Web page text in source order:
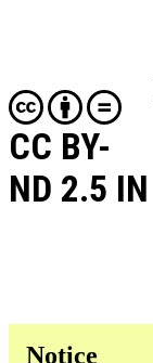
CC BY-
ND 2.5 IN
Notice